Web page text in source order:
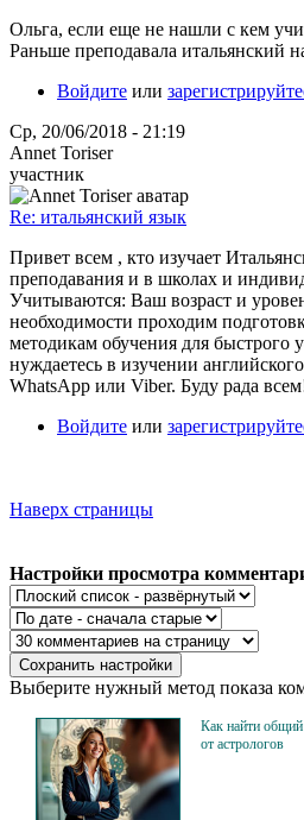
Ольга, если еще не нашли с кем
Раньше преподавала итальянский
Войдите или
Ср, 20/06/2018 - 21:19
Annet Toriser
участник
Re: итальянский язык
Привет всем , кто изучает
преподавания и в школах и
Учитываются: Ваш возраст и
необходимости проходим
методикам обучения для быстрого
нуждаетесь в изучении
WhatsApp или Viber. Буду рада
Войдите или
Наверх страницы
Настройки просмотра
Выберите нужный метод показа
Как найти
от астрологов